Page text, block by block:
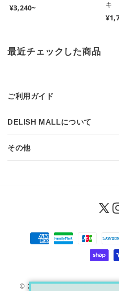
通
¥3,240~
キ
通
最近チェックした商品
ご利用ガイド
DELISH MALLについて
その他
X
© 2026,DELISH MALL